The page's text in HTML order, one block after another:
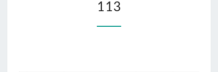
務
組
113